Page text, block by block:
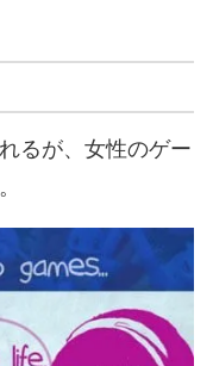
るが、女性のゲー